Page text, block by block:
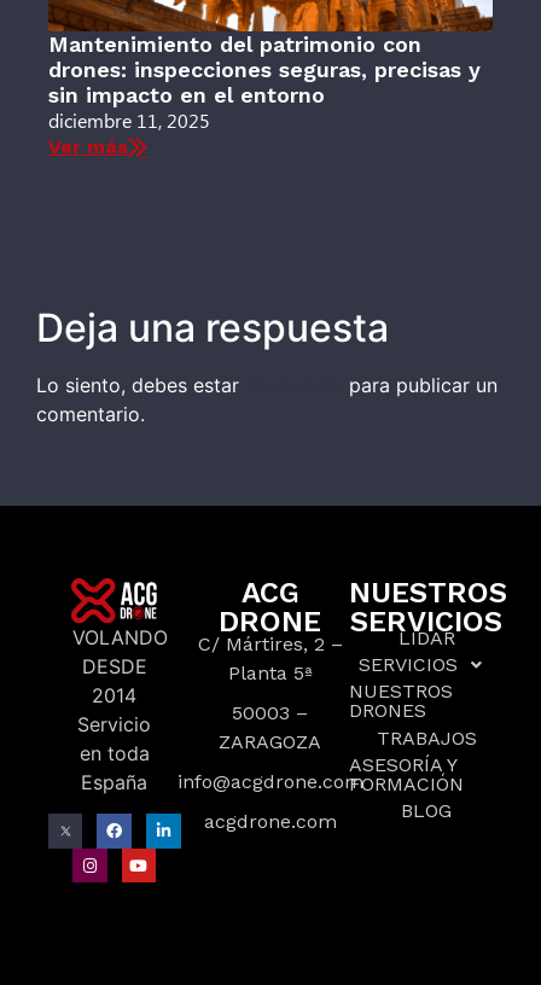
Mantenimiento del patrimonio con
drones: inspecciones seguras, precisas y
sin impacto en el entorno
diciembre 11, 2025
Ver más
Deja una respuesta
Lo siento, debes estar
para publicar un
comentario.
VOLANDO
DESDE
2014
Servicio
en toda
España
ACG
DRONE
C/ Mártires, 2 –
Planta 5ª
50003 –
ZARAGOZA
info@acgdrone.com
acgdrone.com
NUESTROS
SERVICIOS
LIDAR
SERVICIOS
NUESTROS
DRONES
TRABAJOS
ASESORÍA Y
FORMACIÓN
BLOG